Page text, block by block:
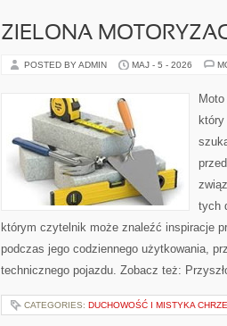
ZIELONA
POSTED BY ADMIN MAJ - 5 - 2026
tych
którym czytelnik może znaleźć inspiracje
podczas jego codziennego użytkowania,
technicznego pojazdu. Zobacz też:
CATEGORIES: DUCHOWOŚĆ I MISTYKA